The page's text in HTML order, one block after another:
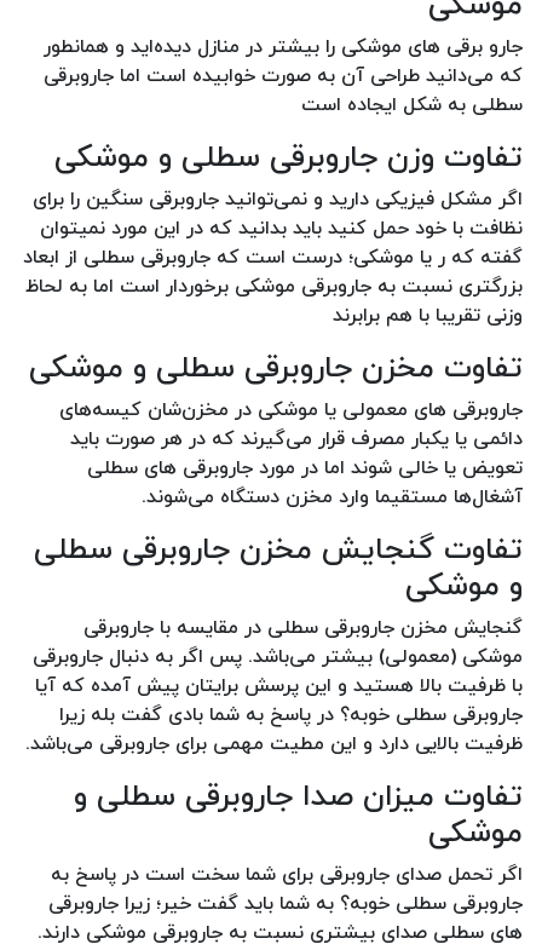
جارو برقی های موشکی را بیشتر در منازل دیده‌اید و همانطور
که می‌دانید طراحی آن به صورت خوابیده است اما جاروبرقی
سطلی به شکل ایجاده است
تفاوت وزن جاروبرقی سطلی و موشکی
اگر مشکل فیزیکی دارید و نمی‌توانید جاروبرقی سنگین را برای
نظافت با خود حمل کنید باید بدانید که در این مورد نمیتوان
گفته که ر یا موشکی؛ درست است که جاروبرقی سطلی از ابعاد
بزرگتری نسبت به جاروبرقی موشکی برخوردار است اما به لحاظ
وزنی تقریبا با هم برابرند
تفاوت مخزن جاروبرقی سطلی و موشکی
جاروبرقی های معمولی یا موشکی در مخزن‌شان کیسه‌های
دائمی یا یکبار مصرف قرار می‌گیرند که در هر صورت باید
تعویض یا خالی شوند اما در مورد جاروبرقی های سطلی
آشغال‌ها مستقیما وارد مخزن دستگاه می‌شوند.
تفاوت گنجایش مخزن جاروبرقی سطلی
و موشکی
گنجایش مخزن جاروبرقی سطلی در مقایسه با جاروبرقی
موشکی (معمولی) بیشتر می‌باشد. پس اگر به دنبال جاروبرقی
با ظرفیت بالا هستید و این پرسش برایتان پیش آمده که آیا
جاروبرقی سطلی خوبه؟ در پاسخ به شما بادی گفت بله زیرا
ظرفیت بالایی دارد و این مطیت مهمی برای جاروبرقی می‌باشد.
تفاوت میزان صدا جاروبرقی سطلی و
موشکی
اگر تحمل صدای جاروبرقی برای شما سخت است در پاسخ به
جاروبرقی سطلی خوبه؟ به شما باید گفت خیر؛ زیرا جاروبرقی
های سطلی صدای بیشتری نسبت به جاروبرقی موشکی دارند.